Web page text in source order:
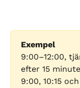
Exempel
9:00–12:00,
efter 15
9:00, 10:15